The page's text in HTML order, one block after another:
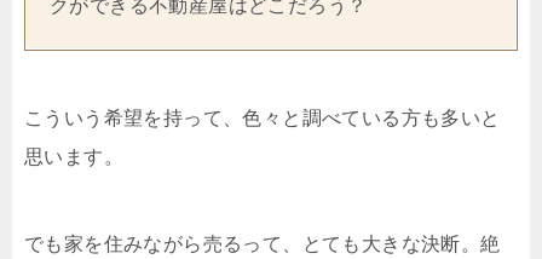
クができる不動産屋はどこだろう？
こういう希望を持って、色々と調べている方も多いと
思います。
でも家を住みながら売るって、とても大きな決断。絶